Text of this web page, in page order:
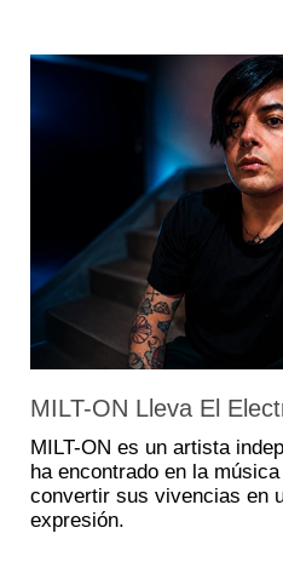
MILT-ON Lleva El
MILT-ON es un artista
ha encontrado en la
convertir sus vivencias en
expresión.